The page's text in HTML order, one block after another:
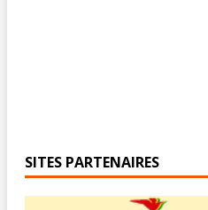
SITES PARTENAIRES